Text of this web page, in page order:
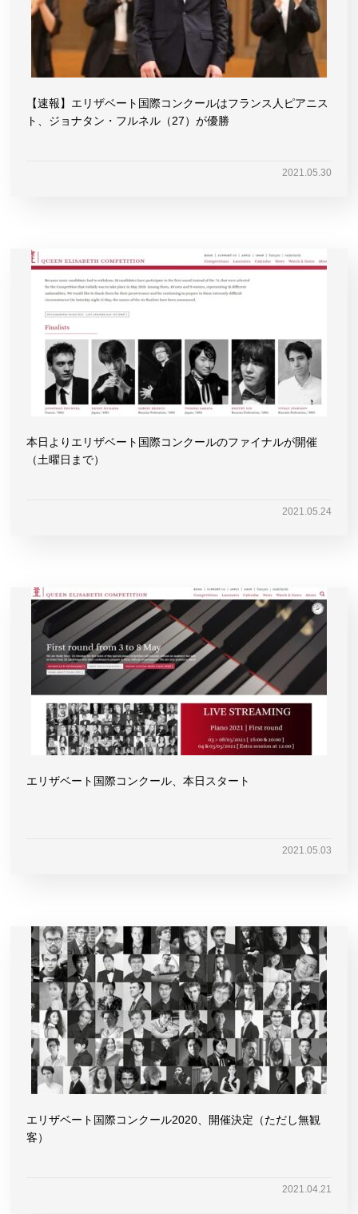
【速報】エリザベート国際コンクールはフランス人ピアニス
ト、ジョナタン・フルネル（27）が優勝
2021.05.30
本日よりエリザベート国際コンクールのファイナルが開催
（土曜日まで）
2021.05.24
エリザベート国際コンクール、本日スタート
2021.05.03
エリザベート国際コンクール2020、開催決定（ただし無観
客）
2021.04.21